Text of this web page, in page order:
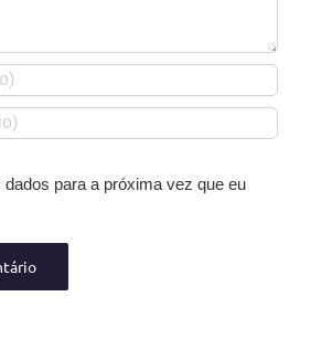
para a próxima vez que eu